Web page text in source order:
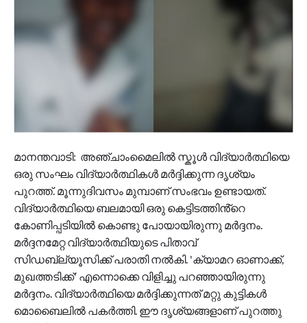
മാനന്തവാടി: അഞ്ചാംമൈലിൽ സ്കൂൾ വിദ്യാർത്ഥിയെ
ഒരു സംഘം വിദ്യാർത്ഥികൾ മർദ്ദിക്കുന്ന ദൃശ്യം
പുറത്ത്. മൂന്നുദിവസം മുമ്പാണ് സംഭവം ഉണ്ടായത്.
വിദ്യാർത്ഥിയെ ബലമായി ഒരു കെട്ടിടത്തിൻ്റെ
കോണിപ്പടിയിൽ കൊണ്ടു പോയായിരുന്നു മർദ്ദനം.
മർദ്ദനമേറ്റ വിദ്യാർത്ഥിയുടെ പിതാവ്
സിഡബ്ല്യൂസിക്ക് പരാതി നൽകി. 'ക്യാമറ ഓണാക്ക്,
മുഖത്തടിക്ക്' എന്നൊക്കെ വിളിച്ചു പറഞ്ഞായിരുന്നു
മർദ്ദനം. വിദ്യാർത്ഥിയെ മർദ്ദിക്കുന്നത് മറ്റു കുട്ടികൾ
മൊബൈലിൽ പകർത്തി. ഈ ദൃശ്യങ്ങളാണ് പുറത്തു